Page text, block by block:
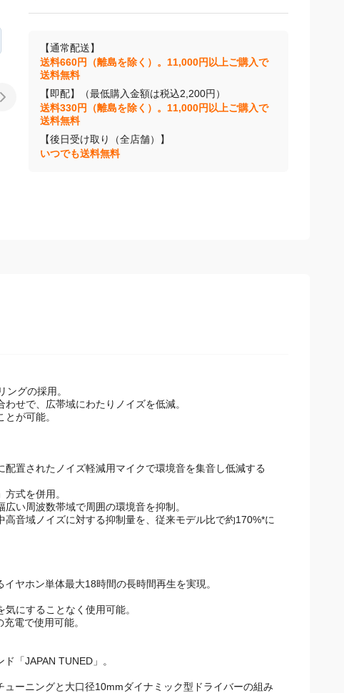
【通常配送】
送料660円（離島を除く）。11,000円以上ご購入で
送料無料
【即配】（最低購入金額は税込2,200円）
送料330円（離島を除く）。11,000円以上ご購入で
【後日受け取り（全店舗）】
ングの採用。
せで、広帯域にわたりノイズを低減。
置されたノイズ軽減用マイクで環境音を集音し低減する
方式を併用。
い周波数帯域で周囲の環境音を抑制。
音域ノイズに対する抑制量を、従来モデル比で約170%*に
ヤホン単体最大18時間の長時間再生を実現。
にすることなく使用可能。
「JAPAN TUNED」。